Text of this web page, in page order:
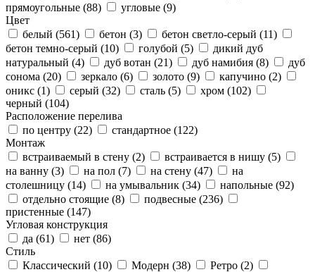
прямоугольные (88) угловые (9)
Цвет
белый (561) бетон (3) бетон светло-серый (11)
бетон темно-серый (10) голубой (5)
дикий дуб
натуральный (4) дуб вотан (21) дуб намибия (8)
дуб
сонома (20) зеркало (6) золото (9) капучино (2)
оникс (1) серый (32) сталь (5) хром (102)
черный (104)
Расположение перелива
по центру (22) стандартное (122)
Монтаж
встраиваемый в стену (2) встраивается в нишу (5)
на ванну (3) на пол (7) на стену (47)
на
столешницу (14) на умывальник (34) напольные (92)
отдельно стоящие (8) подвесные (236)
пристенные (147)
Угловая конструкция
да (61) нет (86)
Стиль
Классический (10) Модерн (38) Ретро (2)